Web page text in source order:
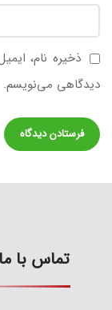
ذخیره نام،
دیدگاهی می‌نویسم.
تماس با ما